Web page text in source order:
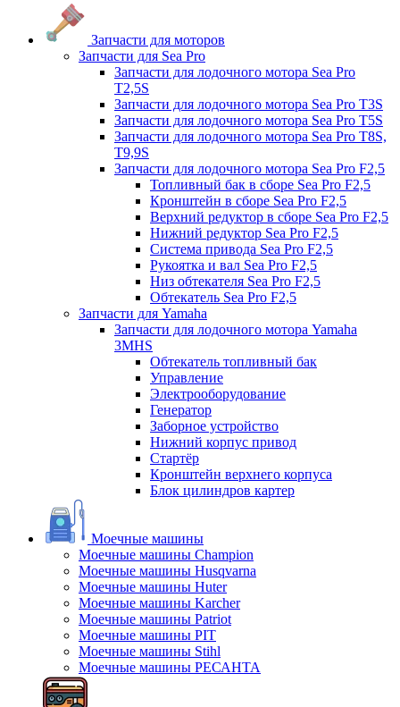
Запчасти для моторов
Запчасти для Sea Pro
Запчасти для лодочного мотора Sea Pro
Т2,5S
Запчасти для лодочного мотора Sea Pro Т3S
Запчасти для лодочного мотора Sea Pro Т5S
Запчасти для лодочного мотора Sea Pro Т8S,
T9,9S
Запчасти для лодочного мотора Sea Pro F2,5
Топливный бак в сборе Sea Pro F2,5
Кронштейн в сборе Sea Pro F2,5
Верхний редуктор в сборе Sea Pro F2,5
Нижний редуктор Sea Pro F2,5
Система привода Sea Pro F2,5
Рукоятка и вал Sea Pro F2,5
Низ обтекателя Sea Pro F2,5
Обтекатель Sea Pro F2,5
Запчасти для Yamaha
Запчасти для лодочного мотора Yamaha
3MHS
Обтекатель топливный бак
Управление
Электрооборудование
Генератор
Заборное устройство
Нижний корпус привод
Стартёр
Кронштейн верхнего корпуса
Блок цилиндров картер
Моечные машины
Моечные машины Champion
Моечные машины Husqvarna
Моечные машины Huter
Моечные машины Karcher
Моечные машины Patriot
Моечные машины PIT
Моечные машины Stihl
Моечные машины РЕСАНТА